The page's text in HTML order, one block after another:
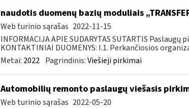
naudotis duomenų bazių moduliais „TRANSFER
Web turinio sąrašas 2022-11-15
INFORMACIJA APIE SUDARYTAS SUTARTIS Paslaugų
KONTAKTINIAI DUOMENYS: I.1. Perkančiosios
Metai: 2022 Pagrindinis:Viešieji pirkimai
Automobilių remonto paslaugų viešasis
Web turinio sąrašas 2022-05-20